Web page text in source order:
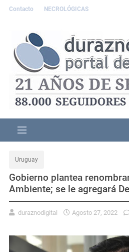
Contacto NECROLÓGICAS
Uruguay
Gobierno plantea
Ambiente; se le agregará
duraznodigital Agosto 27, 2022